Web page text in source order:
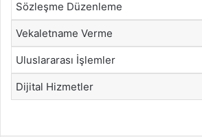
Sözleşme Düzenleme
Vekaletname Verme
Uluslararası İşlemler
Dijital Hizmetler